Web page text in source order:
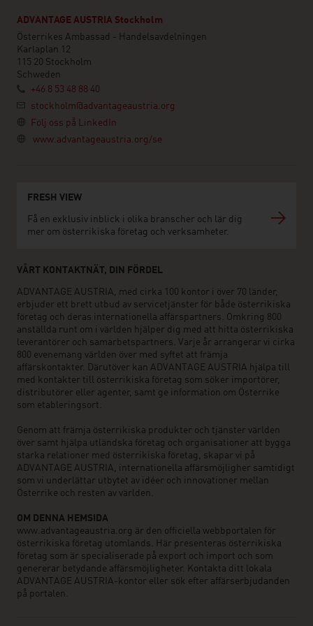
ADVANTAGE AUSTRIA Stockholm
Österrikes Ambassad - Handelsavdelningen
Karlaplan 12
115 20 Stockholm
Schweden
+46 8 53 48 88 40
stockholm@advantageaustria.org
Följ oss på LinkedIn
www.advantageaustria.org/se
FRESH VIEW
Få en exklusiv inblick i olika branscher och lär dig
mer om österrikiska företag och verksamheter.
VÅRT KONTAKTNÄT, DIN FÖRDEL
ADVANTAGE AUSTRIA, med cirka 100 kontor i över 70 länder,
erbjuder ett brett utbud av servicetjänster för både österrikiska
företag och deras internationella affärspartners. Omkring 800
anställda runt om i världen hjälper dig med att hitta österrikiska
leverantörer och samarbetspartners. Varje år arrangerar vi cirka
800 evenemang världen över med syftet att främja
affärskontakter. Därutöver kan ADVANTAGE AUSTRIA hjälpa till
med kontakter till österrikiska företag som söker importörer,
distributörer eller agenter, samt ge information om Österrike
som etableringsort.
Genom att främja österrikiska produkter och tjänster världen
över samt hjälpa utländska företag och organisationer att bygga
starka relationer med österrikiska företag, skapar vi på
ADVANTAGE AUSTRIA, internationella affärsmöjligher samtidigt
som vi underlättar utbytet av idéer och innovationer mellan
Österrike och resten av världen.
OM DENNA HEMSIDA
www.advantageaustria.org är den officiella webbportalen för
österrikiska företag utomlands. Här presenteras österrikiska
företag som är specialiserade på export och import och som
genererar betydande affärsmöjligheter. Kontakta ditt lokala
ADVANTAGE AUSTRIA-kontor eller sök efter affärserbjudanden
på portalen.